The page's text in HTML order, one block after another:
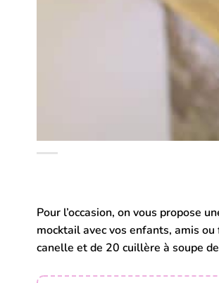
Pour l’occasion, on vous propose
mocktail avec vos enfants, amis
canelle et de 20 cuillère à soupe